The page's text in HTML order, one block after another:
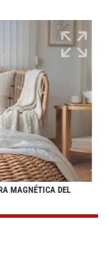
MAGNÉTICA DEL